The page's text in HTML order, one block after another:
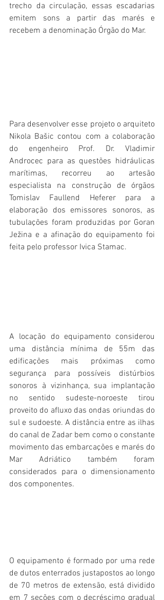
trecho da circulação, essas escadarias
emitem sons a partir das marés e
recebem a denominação Órgão do Mar.
Para desenvolver esse projeto o arquiteto
Nikola Bašic contou com a colaboração
do engenheiro Prof. Dr. Vladimir
Androcec para as questões hidráulicas
marítimas, recorreu ao artesão
especialista na construção de órgãos
Tomislav Faullend Heferer para a
elaboração dos emissores sonoros, as
tubulações foram produzidas por Goran
Ježina e a afinação do equipamento foi
feita pelo professor Ivica Stamac.
A locação do equipamento considerou
uma distância mínima de 55m das
edificações mais próximas como
segurança para possíveis distúrbios
sonoros à vizinhança, sua implantação
no sentido sudeste-noroeste tirou
proveito do afluxo das ondas oriundas do
sul e sudoeste. A distância entre as ilhas
do canal de Zadar bem como o constante
movimento das embarcações e marés do
Mar Adriático também foram
considerados para o dimensionamento
dos componentes.
O equipamento é formado por uma rede
de dutos enterrados justapostos ao longo
de 70 metros de extensão, está dividido